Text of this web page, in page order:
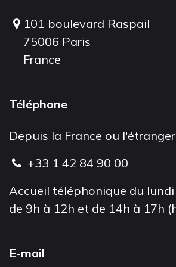
101 boulevard Raspail
75006 Paris
France
Téléphone
Depuis la France ou l'étranger
+33 1 42 84 90 00
Accueil téléphonique du
de 9h à 12h et de 14h à 17h
E-mail